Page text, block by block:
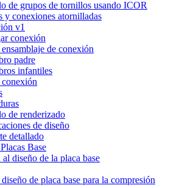
de grupos de tornillos usando ICOR
y conexiones atornilladas
v1
conexión
de conexión
padre
infantiles
de renderizado
de diseño
detallado
Base
diseño de la placa base
de placa base para la compresión